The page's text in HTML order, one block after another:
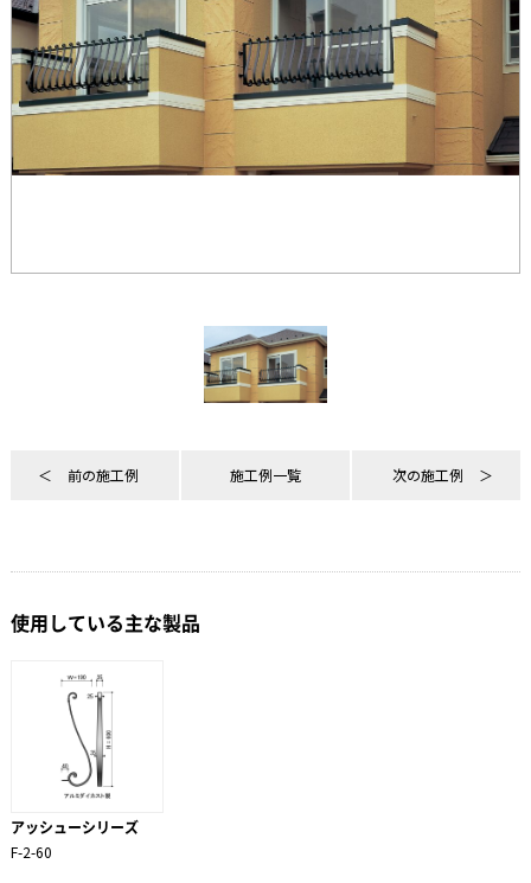
前の施工例 施工例一覧 次の施工例
使用している主な製品
アッシューシリーズ
F-2-60